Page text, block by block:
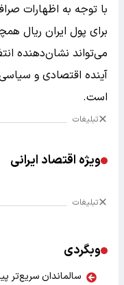
با توجه به اظهارات
برای پول ایران ریال
می‌تواند نشان‌دهنده
آینده اقتصادی و
است.
تبلیغات
ویژه اقتصاد ایرانی
تبلیغات
وبگردی
سالماندان سریع‌تر